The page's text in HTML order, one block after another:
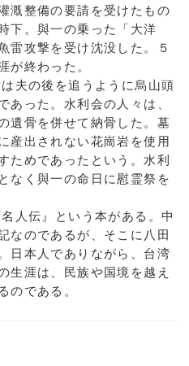
漑整備の要請を受けたもの
下。與一の乗った「大洋
雷攻撃を受け沈没した。５
が終わった。
夫の後を追うように烏山頭
あった。水利会の人々は、
遺骨を併せて納骨した。墓
産出されない花崗岩を使用
ためであったという。水利
なく與一の命日に慰霊祭を
人伝』という本がある。中
なのであるが、そこに八田
日本人でありながら、台湾
生涯は、民族や国境を越え
のである。